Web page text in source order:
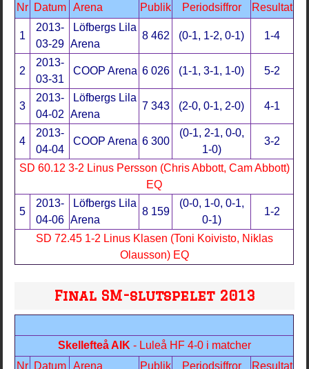
Nr Datum Arena Publik Periodsiffror Resultat
1
2013-
03-29
Löfbergs Lila
Arena
8 462 (0-1, 1-2, 0-1) 1-4
2
2013-
03-31
COOP Arena 6 026 (1-1, 3-1, 1-0) 5-2
3
2013-
04-02
Löfbergs Lila
Arena
7 343 (2-0, 0-1, 2-0) 4-1
4
2013-
04-04
COOP Arena 6 300
(0-1, 2-1, 0-0,
1-0)
3-2
SD 60.12 3-2 Linus Persson (Chris Abbott, Cam Abbott)
EQ
5
2013-
04-06
Löfbergs Lila
Arena
8 159
(0-0, 1-0, 0-1,
0-1)
1-2
SD 72.45 1-2 Linus Klasen (Toni Koivisto, Niklas
Olausson) EQ
Final SM-slutspelet 2013
Skellefteå AIK - Luleå HF 4-0 i matcher
Nr Datum Arena Publik Periodsiffror Resultat